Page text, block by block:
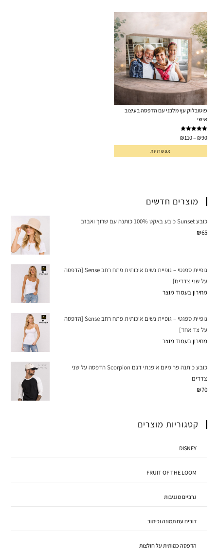
פוטובלוק עץ מלבני עם הדפסה בעיצוב
אישי
דורג5.00₪90
–
₪110
אפשרויות
מוצרים חדשים
כובע Sunset כובע באקט 100% כותנה עם שרוך ואבזם
₪65
גופיית ספגטי – גופיית נשים איכותית פתח רחב Sense [הדפסה
על שני צדדים]
מחירון בעמוד מוצר
גופיית ספגטי – גופיית נשים איכותית פתח רחב Sense [הדפסה
על צד אחד]
מחירון בעמוד מוצר
כובע כותנה פרימיום אופנתי דגם Scorpion הדפסה על שני
צדדים
₪70
קטגוריות מוצרים
DISNEY
FRUIT OF THE LOOM
גרביים מגניבות
דובים עם תמונה וכיתוב
הדפסה כמותית על חולצות